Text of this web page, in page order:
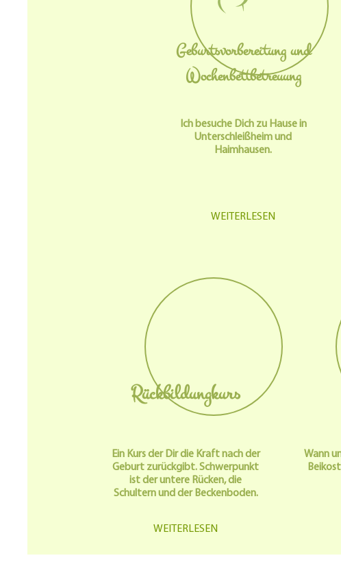
Geburtsvorbereitung und
Wochenbettbetreuung
Ich besuche Dich zu Hause in
Unterschleißheim und
Haimhausen.
WEITERLESEN
Rückbildungkurs
Ein Kurs der Dir die Kraft nach der
Geburt zurückgibt. Schwerpunkt
ist der untere Rücken, die
Schultern und der Beckenboden.
WEITERLESEN
Wann